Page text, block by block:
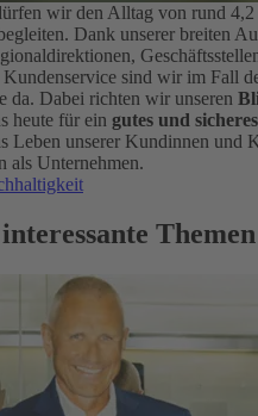
wir den Alltag von rund
Dank unserer breiten
Kundenservice sind wir im Fall
da. Dabei richten wir unseren
heute für ein gutes und
Leben unserer Kundinnen und
als Unternehmen.
Themen